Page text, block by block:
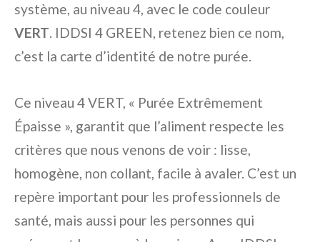
système, au niveau 4, avec le code couleur
VERT. IDDSI 4 GREEN, retenez bien ce nom,
c’est la carte d’identité de notre purée.
Ce niveau 4 VERT, « Purée Extrêmement
Épaisse », garantit que l’aliment respecte les
critères que nous venons de voir : lisse,
homogène, non collant, facile à avaler. C’est un
repère important pour les professionnels de
santé, mais aussi pour les personnes qui